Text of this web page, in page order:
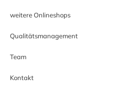
weitere Onlineshops
Qualitätsmanagement
Team
Kontakt